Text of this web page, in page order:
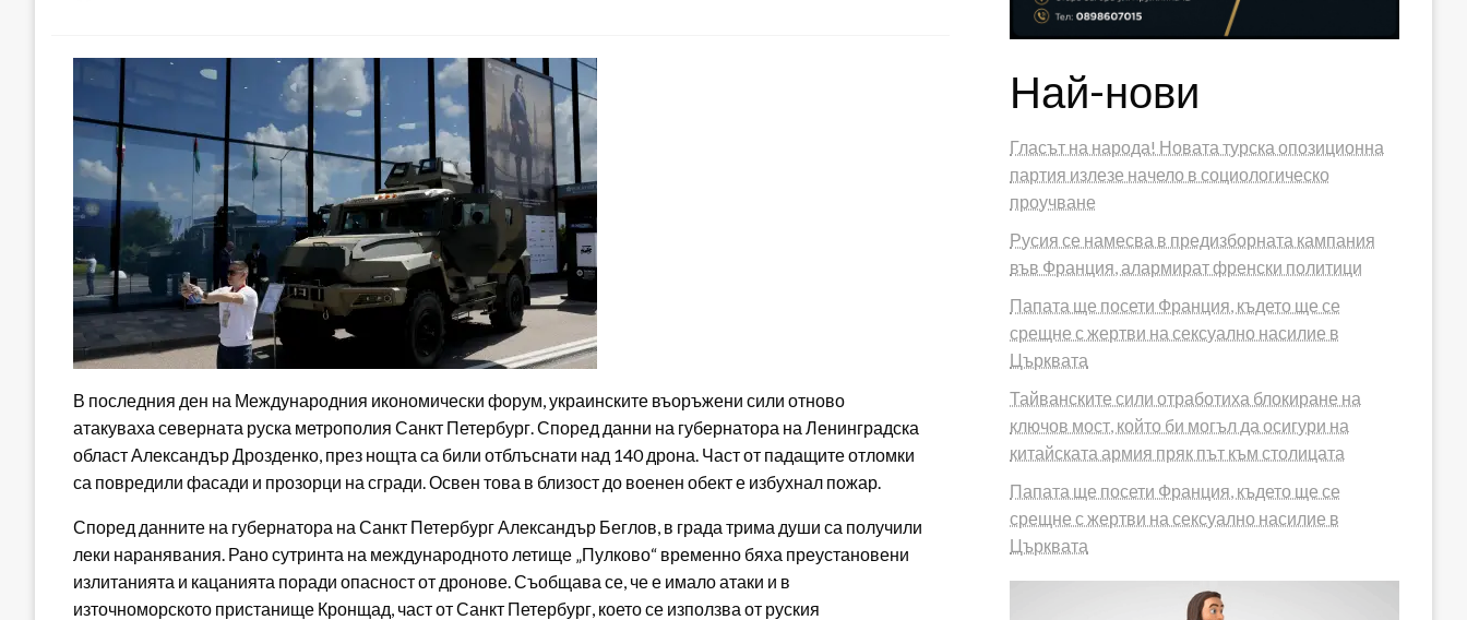
В последния ден на Международния икономически форум, украинските въоръжени сили отново
атакуваха северната руска метрополия Санкт Петербург. Според данни на губернатора на Ленинградска
област Александър Дрозденко, през нощта са били отблъснати над 140 дрона. Част от падащите отломки
са повредили фасади и прозорци на сгради. Освен това в близост до военен обект е избухнал пожар.
Според данните на губернатора на Санкт Петербург Александър Беглов, в града трима души са получили
леки наранявания. Рано сутринта на международното летище „Пулково“ временно бяха преустановени
излитанията и кацанията поради опасност от дронове. Съобщава се, че е имало атаки и в
източноморското пристанище Кронщад, част от Санкт Петербург, което се използва от руския
Най-нови
Гласът на народа! Новата турска опозиционна
партия излезе начело в социологическо
проучване
Русия се намесва в предизборната кампания
във Франция, алармират френски политици
Папата ще посети Франция, където ще се
срещне с жертви на сексуално насилие в
Църквата
Тайванските сили отработиха блокиране на
ключов мост, който би могъл да осигури на
китайската армия пряк път към столицата
Папата ще посети Франция, където ще се
срещне с жертви на сексуално насилие в
Църквата